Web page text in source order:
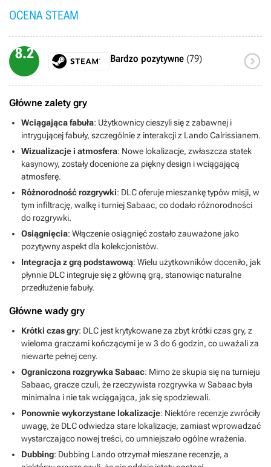
OCENA STEAM
8.2 Bardzo pozytywne (79) 
Główne zalety gry
Wciągająca fabuła: Użytkownicy cieszyli się z zabawnej i
intrygującej fabuły, szczególnie z interakcji z Lando Calrissianem.
Wizualizacje i atmosfera: Nowe lokalizacje, zwłaszcza statek
kasynowy, zostały docenione za piękny design i wciągającą
atmosferę.
Różnorodność rozgrywki: DLC oferuje mieszankę typów misji, w
tym infiltrację, walkę i turniej Sabaac, co dodało różnorodności
do rozgrywki.
Osiągnięcia: Włączenie osiągnięć zostało zauważone jako
pozytywny aspekt dla kolekcjonistów.
Integracja z grą podstawową: Wielu użytkowników doceniło, jak
płynnie DLC integruje się z główną grą, stanowiąc naturalne
przedłużenie fabuły.
Główne wady gry
Krótki czas gry: DLC jest krytykowane za zbyt krótki czas gry, z
wieloma graczami kończącymi je w 3 do 6 godzin, co uważali za
niewarte pełnej ceny.
Ograniczona rozgrywka Sabaac: Mimo że skupia się na turnieju
Sabaac, gracze czuli, że rzeczywista rozgrywka w Sabaac była
minimalna i nie tak wciągająca, jak się spodziewali.
Ponownie wykorzystane lokalizacje: Niektóre recenzje zwróciły
uwagę, że DLC odwiedza stare lokalizacje, zamiast wprowadzać
wystarczająco nowej treści, co umniejszało ogólne wrażenia.
Dubbing: Dubbing Lando otrzymał mieszane recenzje, a